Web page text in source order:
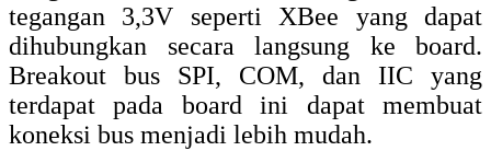
tegangan 3,3V seperti XBee yang dapat
dihubungkan secara langsung ke board.
Breakout bus SPI, COM, dan IIC yang
terdapat pada board ini dapat membuat
koneksi bus menjadi lebih mudah.